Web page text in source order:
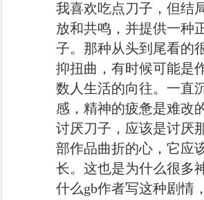
我喜欢吃点刀子，但结
放和共鸣，并提供一种
子。那种从头到尾看的
抑扭曲，有时候可能是
数人生活的向往。一直
感，精神的疲惫是难改
讨厌刀子，应该是讨厌
部作品曲折的心，它应
长。这也是为什么很多
什么gb作者写这种剧情